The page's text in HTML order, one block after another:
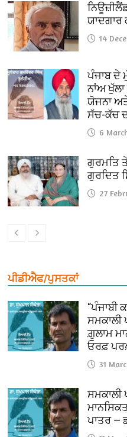
ਯਾਦਗਾਰ
14
ਪੰਜਾਬ ਦੇ
ਨਾਂਅ
ਯੋਜਨਾ
ਸੱਚ-ਕੱਚ
6
ਗੁਰਮਤਿ
ਗੁਰਦਿਤ
27
ਪੀਡੀਐਫ/ਪੁਸਤਕਾਂ
“ਪੰਜਾਬੀ
ਸਮਕਾਲੀ
ਗ਼ੁਲਾਮ
ਓਰਫ਼
31
ਸਮਕਾਲੀ
ਪਾਤਰ —